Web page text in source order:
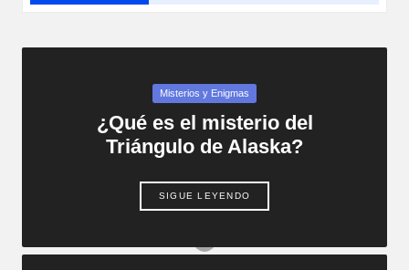
griega?
12/07/2026
¿Cómo sobreviven los camellos sin
08/07/2026
universo?
06/07/2026
¿Qué son las caras de Bélmez?
Publicada
Misterios y Enigmas
¿Qué es el misterio del
Triángulo de Alaska?
SIGUE LEYENDO